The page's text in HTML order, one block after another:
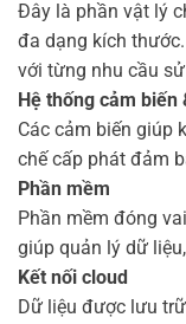
Đây là phần vật lý
đa dạng kích
với từng nhu cầu
Hệ thống cảm biến
Các cảm biến giúp
chế cấp phát đảm
Phần mềm
Phần mềm đóng
giúp quản lý dữ
Kết nối cloud
Dữ liệu được lưu